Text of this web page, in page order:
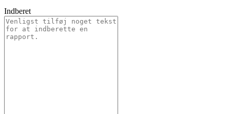
Indberet